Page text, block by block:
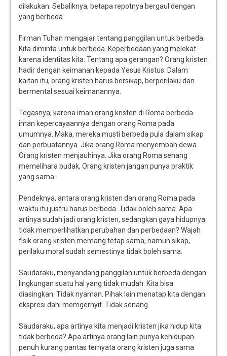
dilakukan. Sebaliknya, betapa repotnya bergaul dengan
yang berbeda.
Firman Tuhan mengajar tentang panggilan untuk berbeda.
Kita diminta untuk berbeda. Keperbedaan yang melekat
karena identitas kita. Tentang apa gerangan? Orang kristen
hadir dengan keimanan kepada Yesus Kristus. Dalam
kaitan itu, orang kristen harus bersikap, berperilaku dan
bermental sesuai keimanannya.
Tegasnya, karena iman orang kristen di Roma berbeda
iman kepercayaannya dengan orang Roma pada
umumnya. Maka, mereka musti berbeda pula dalam sikap
dan perbuatannya. Jika orang Roma menyembah dewa.
Orang kristen menjauhinya. Jika orang Roma senang
memelihara budak, Orang kristen jangan punya praktik
yang sama.
Pendeknya, antara orang kristen dan orang Roma pada
waktu itu justru harus berbeda. Tidak boleh sama. Apa
artinya sudah jadi orang kristen, sedangkan gaya hidupnya
tidak memperlihatkan perubahan dan perbedaan? Wajah
fisik orang kristen memang tetap sama, namun sikap,
perilaku moral sudah semestinya tidak boleh sama.
Saudaraku, menyandang panggilan untuk berbeda dengan
lingkungan suatu hal yang tidak mudah. Kita bisa
diasingkan. Tidak nyaman. Pihak lain menatap kita dengan
ekspresi dahi memgernyit. Tidak senang.
Saudaraku, apa artinya kita menjadi kristen jika hidup kita
tidak berbeda? Apa artinya orang lain punya kehidupan
penuh kurang pantas ternyata orang kristen juga sama